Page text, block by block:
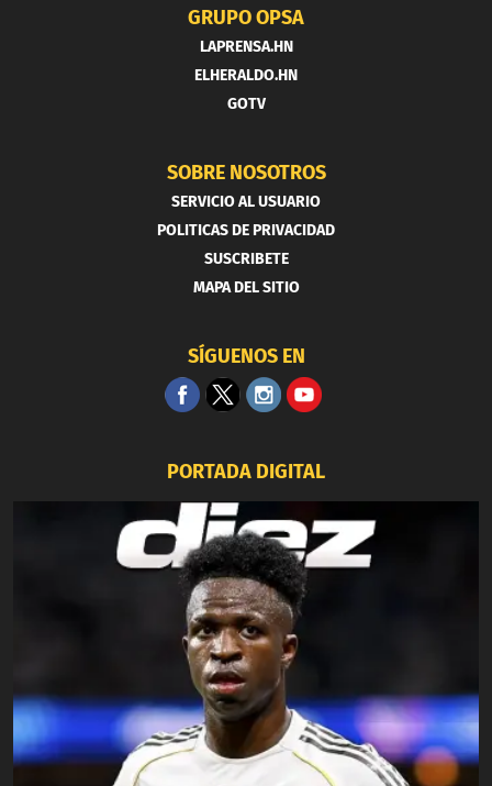
GRUPO OPSA
LAPRENSA.HN
ELHERALDO.HN
GOTV
SOBRE NOSOTROS
SERVICIO AL USUARIO
POLITICAS DE PRIVACIDAD
SUSCRIBETE
MAPA DEL SITIO
SÍGUENOS EN
PORTADA DIGITAL